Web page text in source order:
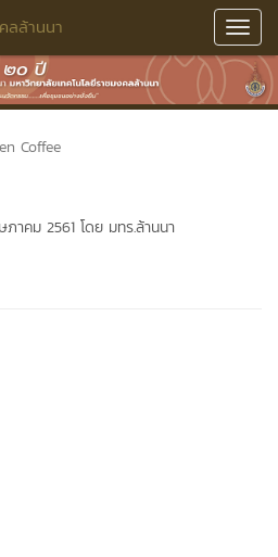
ลล้านนา
Coffee
าคม 2561 โดย มทร.ล้านนา